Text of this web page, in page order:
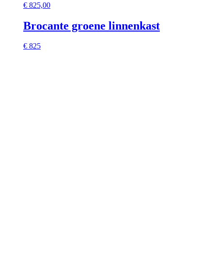
€ 825,00
Brocante groene linnenkast
€ 825